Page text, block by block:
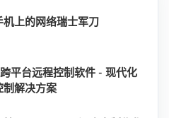
上的网络瑞士军刀
平台远程控制软件 - 现代化
制解决方案